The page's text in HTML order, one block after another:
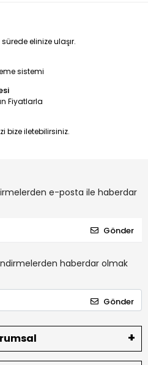
elinize ulaşır.
sistemi
Fiyatlarla
bize iletebilirsiniz.
e-posta ile haberdar
Gönder
haberdar olmak
Gönder